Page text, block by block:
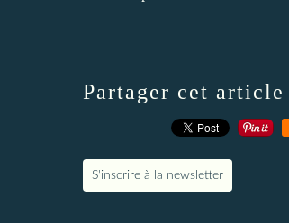
Partager cet article
S'inscrire à la newsletter